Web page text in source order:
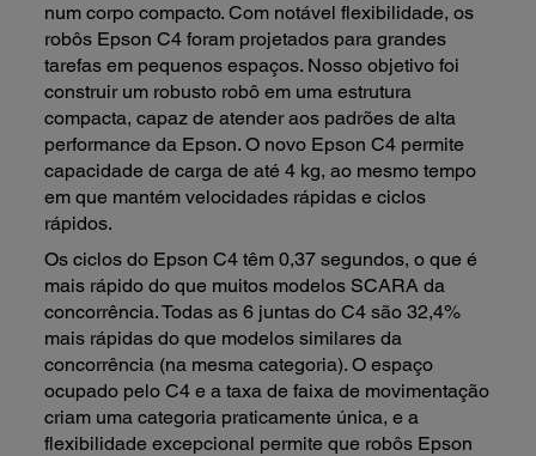
num corpo compacto. Com notável flexibilidade, os
robôs Epson C4 foram projetados para grandes
tarefas em pequenos espaços. Nosso objetivo foi
construir um robusto robô em uma estrutura
compacta, capaz de atender aos padrões de alta
performance da Epson. O novo Epson C4 permite
capacidade de carga de até 4 kg, ao mesmo tempo
em que mantém velocidades rápidas e ciclos
rápidos.
Os ciclos do Epson C4 têm 0,37 segundos, o que é
mais rápido do que muitos modelos SCARA da
concorrência. Todas as 6 juntas do C4 são 32,4%
mais rápidas do que modelos similares da
concorrência (na mesma categoria). O espaço
ocupado pelo C4 e a taxa de faixa de movimentação
criam uma categoria praticamente única, e a
flexibilidade excepcional permite que robôs Epson